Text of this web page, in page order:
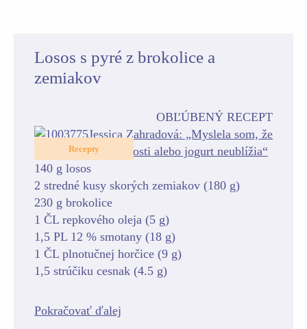
Losos s pyré z brokolice a
zemiakov
OBĽÚBENÝ RECEPT
Recepty
140 g losos
2 stredné kusy skorých zemiakov (180 g)
230 g brokolice
1 ČL repkového oleja (5 g)
1,5 PL 12 % smotany (18 g)
1 ČL plnotučnej horčice (9 g)
1,5 strúčiku cesnak (4.5 g)
Pokračovať ďalej